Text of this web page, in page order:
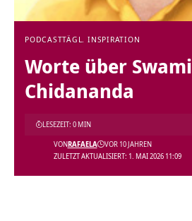
PODCASTTÄGL. INSPIRATION
Worte über Swami
Chidananda
ZULETZT AKTUALISIERT: 1. MAI 2026 11:09
VONRAFAELA VOR 10 JAHREN
LESEZEIT: 0 MIN